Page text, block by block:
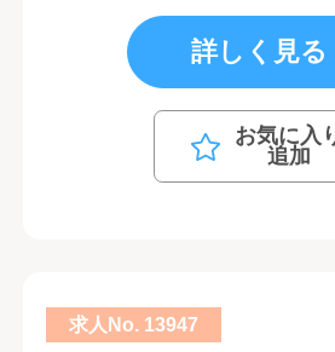
詳しく見る
お気に入
追加
求人No. 13947